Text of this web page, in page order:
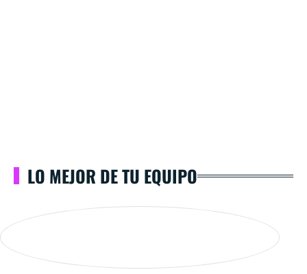
LO MEJOR DE TU EQUIPO